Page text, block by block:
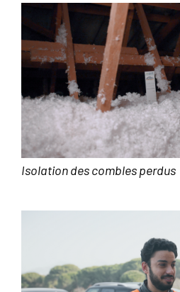
Isolation des combles perdus